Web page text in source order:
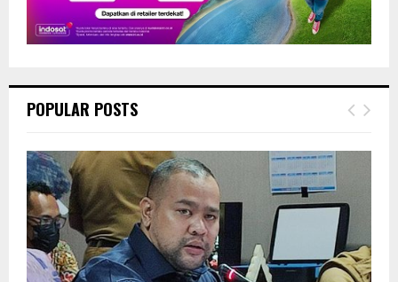
POPULAR POSTS